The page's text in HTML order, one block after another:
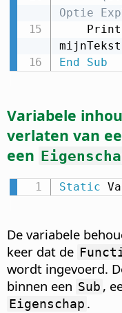
Optie
    Print
End
Sub
Variabele
verlaten van
een
Static
De variabele
keer dat de
wordt ingevoerd.
binnen een Sub ,
Eigenschap .